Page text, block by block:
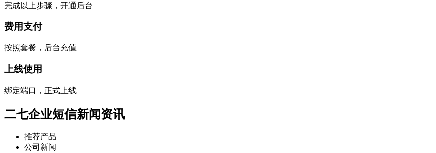
完成以上步骤，开通后台
费用支付
按照套餐，后台充值
上线使用
绑定端口，正式上线
二七企业短信新闻资讯
推荐产品
公司新闻